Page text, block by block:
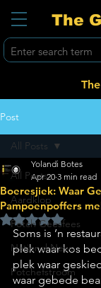
The
Post
All Posts
Aardklop
Potch Geesfees
National News
Potchefstroom
All Posts
Boeresjiek: Waar
Pampoenpoffers
Yolandi Botes
Apr 20 3 min read
Rated NaN out
Soms is ’n
plek waar kos
plek waar
waar gebede